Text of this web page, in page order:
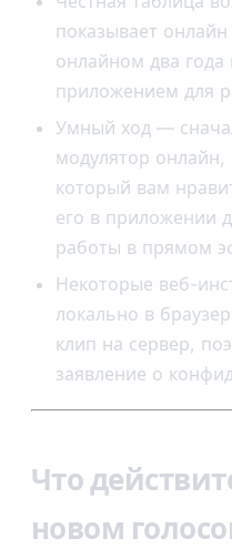
показывает
онлайном два года
приложением для
Умный ход —
модулятор онлайн,
который вам
его в приложении
работы в прямом
Некоторые веб-
локально в
клип на сервер,
заявление о
Что
новом